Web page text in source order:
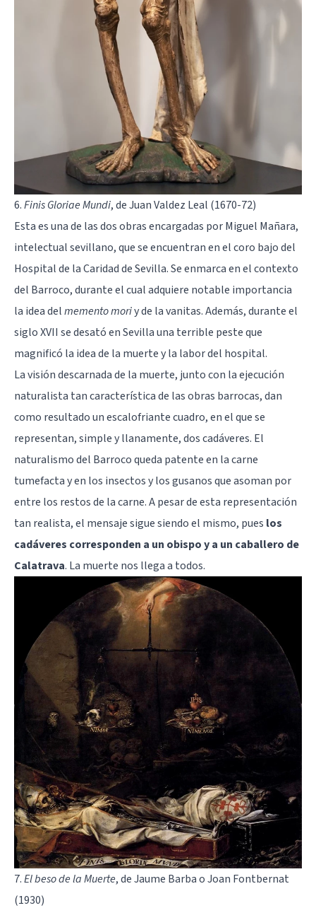
6.Finis Gloriae Mundi, de Juan Valdez Leal (1670-72)
Esta es una de las dos obras encargadas por Miguel Mañara,
intelectual sevillano, que se encuentran en el coro bajo del
Hospital de la Caridad de Sevilla. Se enmarca en el contexto
del Barroco, durante el cual adquiere notable importancia
la idea delmemento moriy de la vanitas. Además, durante el
siglo XVII se desató en Sevilla una terrible peste que
magnificó la idea de la muerte y la labor del hospital.
La visión descarnada de la muerte, junto con la ejecución
naturalista tan característica de las obras barrocas, dan
como resultado un escalofriante cuadro, en el que se
representan, simple y llanamente, dos cadáveres. El
naturalismo del Barroco queda patente en la carne
tumefacta y en los insectos y los gusanos que asoman por
entre los restos de la carne. A pesar de esta representación
tan realista, el mensaje sigue siendo el mismo, pues los
cadáveres corresponden a un obispo y a un caballero de
Calatrava. La muerte nos llega a todos.
7.El beso de la Muerte, de Jaume Barba o Joan Fontbernat
(1930)